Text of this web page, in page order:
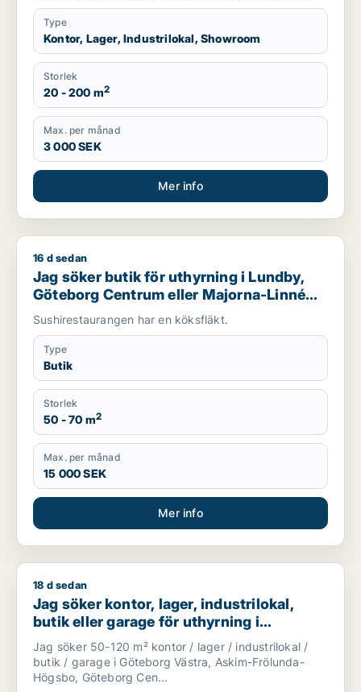
Type
Kontor, Lager, Industrilokal, Showroom
Storlek
20 - 200 m2
Max. per månad
3 000 SEK
Mer info
Jag söker butik för uthyrning i Lundby, Göteborg Centrum
16 d sedan
Jag söker butik för uthyrning i Lundby,
Göteborg Centrum eller Majorna-Linné
m.fl.
Sushirestaurangen har en köksfläkt.
Type
Butik
Storlek
50 - 70 m2
Max. per månad
15 000 SEK
Mer info
Jag söker kontor, lager, industrilokal, butik eller garage för
18 d sedan
Jag söker kontor, lager, industrilokal,
butik eller garage för uthyrning i
Göteborg Västra, Askim-Frölunda-
Högsbo eller Göteborg Centrum m.fl.
Jag söker 50-120 m² kontor / lager / industrilokal /
butik / garage i Göteborg Västra, Askim-Frölunda-
Högsbo, Göteborg Cen...